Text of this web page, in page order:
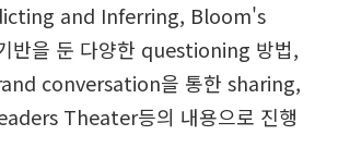
and Inferring, Bloom's
반을 둔 다양한 questioning 방법,
conversation을 통한 sharing,
Theater등의 내용으로 진행